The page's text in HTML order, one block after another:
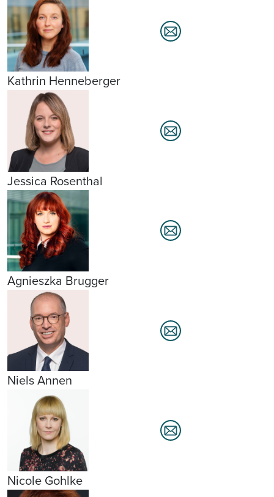
Kathrin Henneberger
Jessica Rosenthal
Agnieszka Brugger
Niels Annen
Nicole Gohlke